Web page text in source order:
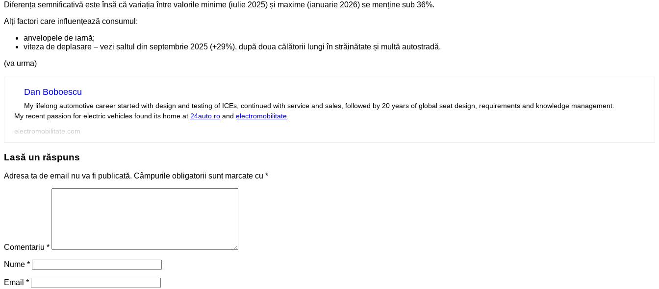
Diferența semnificativă este însă că variația între valorile minime (iulie 2025) și maxime (ianuarie 2026) se menține sub 36%.
Alți factori care influențează consumul:
anvelopele de iarnă;
viteza de deplasare – vezi saltul din septembrie 2025 (+29%), după doua călătorii lungi în străinătate și multă autostradă.
(va urma)
Dan Boboescu
My lifelong automotive career started with design and testing of ICEs, continued with service and sales, followed by 20 years of global seat design, requirements and knowledge management.
My recent passion for electric vehicles found its home at 24auto.ro and electromobilitate
electromobilitate.com
Lasă un răspuns
Adresa ta de email nu va fi publicată. Câmpurile obligatorii sunt marcate cu *
Comentariu *
Nume *
Email *